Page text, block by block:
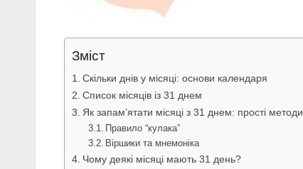
Зміст
Скільки днів у місяці: основи календаря
Список місяців із 31 днем
Як запам’ятати місяці з 31 днем: прості методи
Правило “кулака”
Віршики та мнемоніка
Чому деякі місяці мають 31 день?